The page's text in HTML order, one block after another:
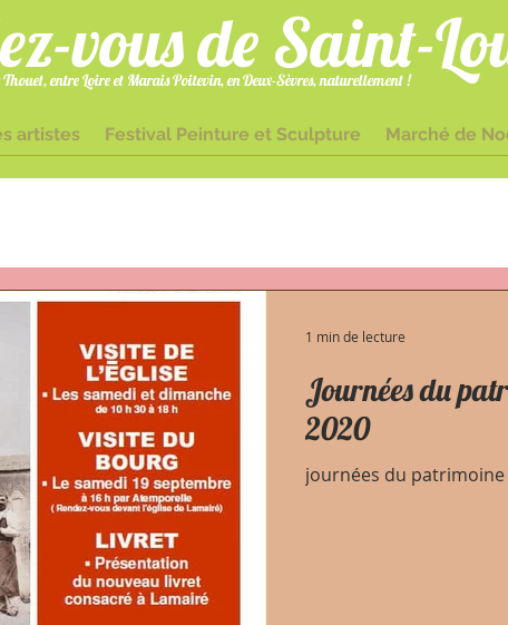
vous de Saint-
entre Loire et Marais Poitevin, en Deux-Sèvres, naturellement !
artistes Festival Peinture et Sculpture Marché de
Journées du
2020
journées du
1 min de lecture